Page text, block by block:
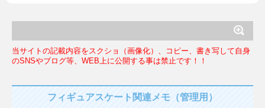
当サイトの記載内容をスクショ（画像化）、コピー、書き写して自身
のSNSやブログ等、WEB上に公開する事は禁止です！！
フィギュアスケート関連メモ（管理用）